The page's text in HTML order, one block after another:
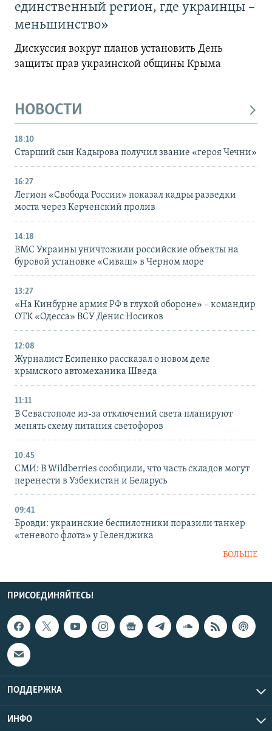
единственный регион, где украинцы –
меньшинство»
Дискуссия вокруг планов установить День
защиты прав украинской общины Крыма
НОВОСТИ
18:10
Старший сын Кадырова получил звание «героя Чечни»
16:27
Легион «Свобода России» показал кадры разведки
моста через Керченский пролив
14:18
ВМС Украины уничтожили российские объекты на
буровой установке «Сиваш» в Черном море
13:27
«На Кинбурне армия РФ в глухой обороне» – командир
ОТК «Одесса» ВСУ Денис Носиков
12:08
Журналист Есипенко рассказал о новом деле
крымского автомеханика Шведа
11:11
В Севастополе из-за отключений света планируют
менять схему питания светофоров
10:45
СМИ: В Wildberries сообщили, что часть складов могут
перенести в Узбекистан и Беларусь
09:41
Бровди: украинские беспилотники поразили танкер
«теневого флота» у Геленджика
БОЛЬШЕ
ПРИСОЕДИНЯЙТЕСЬ!
ПОДДЕРЖКА
ИНФО